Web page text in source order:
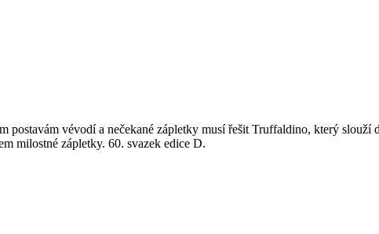
vévodí a nečekané zápletky musí řešit Truffaldino, který slouží
milostné zápletky. 60. svazek edice D.